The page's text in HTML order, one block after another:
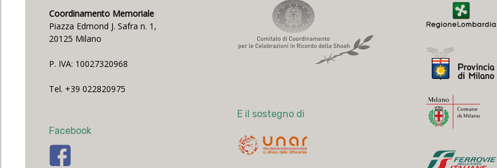
Coordinamento Memoriale
Piazza Edmond J. Safra n. 1,
20125 Milano
P. IVA: 10027320968
Tel. +39 022820975
Facebook
E il sostegno di